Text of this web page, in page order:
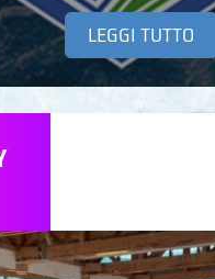
LEGGI TUTTO